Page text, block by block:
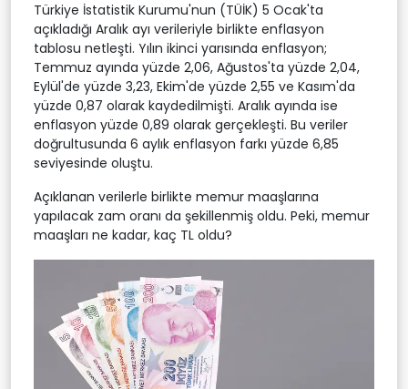
Türkiye İstatistik Kurumu'nun (TÜİK) 5 Ocak'ta
açıkladığı Aralık ayı verileriyle birlikte enflasyon
tablosu netleşti. Yılın ikinci yarısında enflasyon;
Temmuz ayında yüzde 2,06, Ağustos'ta yüzde 2,04,
Eylül'de yüzde 3,23, Ekim'de yüzde 2,55 ve Kasım'da
yüzde 0,87 olarak kaydedilmişti. Aralık ayında ise
enflasyon yüzde 0,89 olarak gerçekleşti. Bu veriler
doğrultusunda 6 aylık enflasyon farkı yüzde 6,85
seviyesinde oluştu.
Açıklanan verilerle birlikte memur maaşlarına
yapılacak zam oranı da şekillenmiş oldu. Peki, memur
maaşları ne kadar, kaç TL oldu?